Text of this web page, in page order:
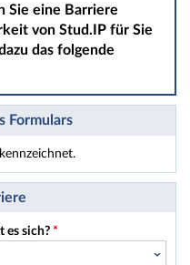
Sie eine Barriere
von Stud.IP für Sie
das folgende
Formulars
es sich? *